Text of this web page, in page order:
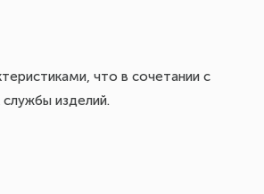
что в сочетании с
изделий.